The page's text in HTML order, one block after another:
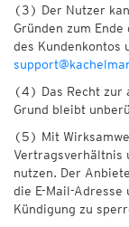
(3) Der Nutzer
Gründen zum
des Kundenkontos
(4) Das Recht zur
Grund bleibt
(5) Mit
Vertragsverhältnis
nutzen. Der
die E-Mail-Adresse
Kündigung zu